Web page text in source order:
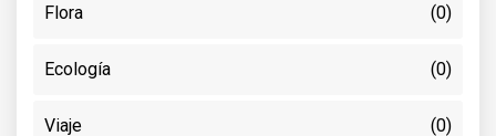
Flora (0)
Ecología (0)
Viaje (0)